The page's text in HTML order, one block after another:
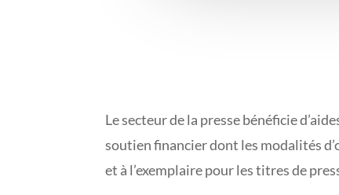
Le secteur de la presse bénéficie
soutien financier dont les modalités
et à l’exemplaire pour les titres de